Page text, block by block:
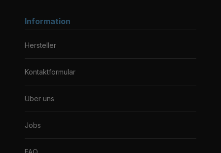
Information
Hersteller
Kontaktformular
Über uns
Jobs